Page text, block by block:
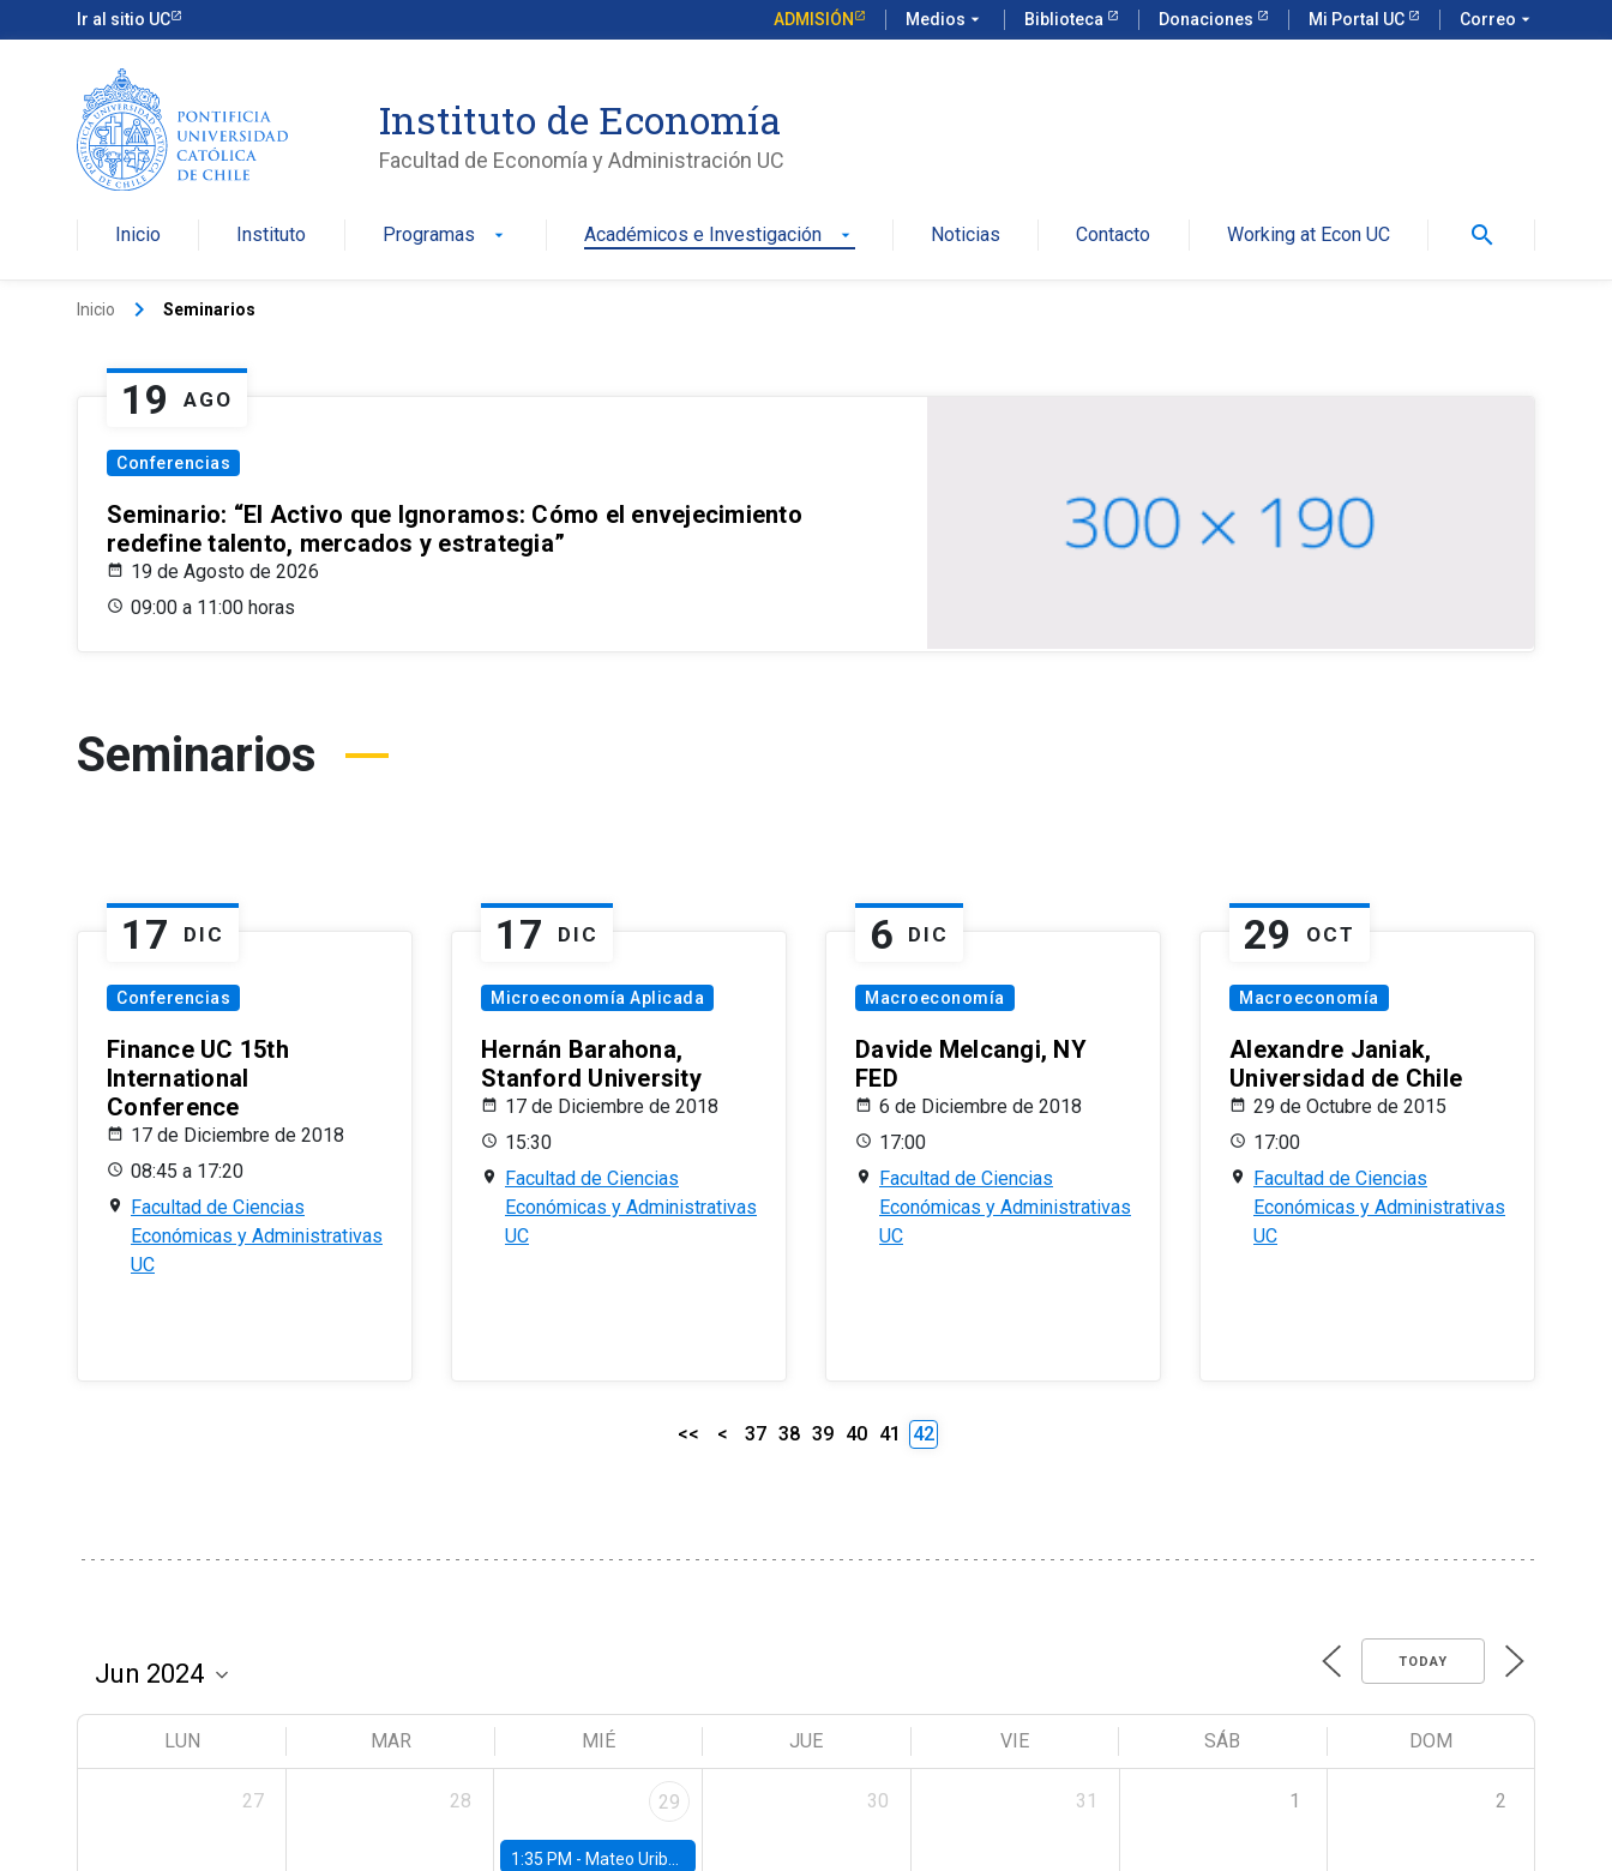
Ir al sitio UC ADMISIÓN Medios arrow_drop_down Biblioteca Donaciones Mi Portal UC Correo arrow_drop_down
Instituto de Economía
Facultad de Economía y Administración UC
Inicio Instituto Programas arrow_drop_down Académicos e Investigación arrow_drop_down Noticias Contacto Working at Econ UC search
Inicio keyboard_arrow_right Seminarios
19 AGO
Conferencias
Seminario: “El Activo que Ignoramos: Cómo el envejecimiento
redefine talento, mercados y estrategia”
19 de Agosto de 2026
09:00 a 11:00 horas
Seminarios
17 DIC
Conferencias
Finance UC 15th
International
Conference
17 de Diciembre de 2018
08:45 a 17:20
Facultad de Ciencias
Económicas y Administrativas
UC
17 DIC
Microeconomía Aplicada
Hernán Barahona,
Stanford University
17 de Diciembre de 2018
15:30
Facultad de Ciencias
Económicas y Administrativas
UC
6 DIC
Macroeconomía
Davide Melcangi, NY
FED
6 de Diciembre de 2018
17:00
Facultad de Ciencias
Económicas y Administrativas
UC
29 OCT
Macroeconomía
Alexandre Janiak,
Universidad de Chile
29 de Octubre de 2015
17:00
Facultad de Ciencias
Económicas y Administrativas
UC
<< < 37 38 39 40 41 42
TODAY
LUN MAR MIÉ JUE VIE SÁB DOM
27 28 29
1:35 PM - Mateo Uribe-Castro, Universidad de los Andes (Colombia)
30 31 1 2